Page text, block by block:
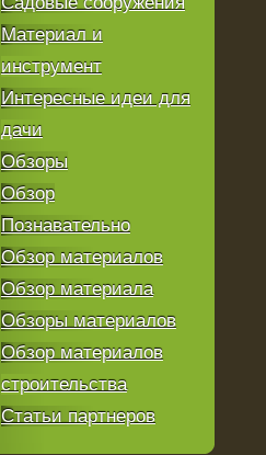
Материал и
инструмент
Интересные идеи для
дачи
Обзоры
Обзор
Познавательно
Обзор материалов
Обзор материала
Обзоры материалов
Обзор материалов
строительства
Статьи партнеров